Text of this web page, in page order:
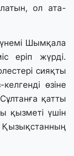
ол ата-
Шымқала
еріп жүрді.
сияқты
өзіне
қатты
қызметі үшін